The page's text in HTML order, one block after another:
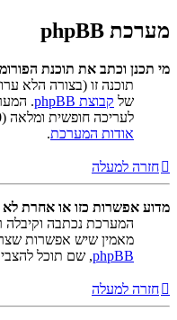
מערכת phpBB
מי תכנן וכתב את תוכנת
תוכנה זו (בצורה הלא
של קבוצת phpBB
.
לעריכה חופשית ומלאה (GNU-2.0). לפרטים נוספים בקרו בעמוד
אודות המערכת.
חזרה למעלה
מדוע אפשרות כזו או אחרת לא
מאמין שיש אפשרות
phpBB, שם תוכל
חזרה למעלה